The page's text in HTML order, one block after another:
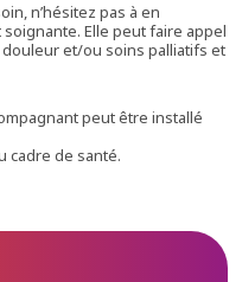
n’hésitez pas à en
soignante. Elle peut faire appel
et/ou soins palliatifs et
peut être installé
cadre de santé.